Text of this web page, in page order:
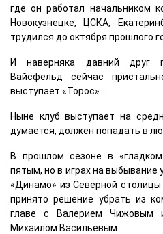
где он работал начальником
Новокузнецке, ЦСКА,
трудился до октября прошлого
И наверняка давний друг
Вайсфельд сейчас
выступает «Торос»…
Ныне клуб выступает на
думается, должен попадать в
В прошлом сезоне в
пятым, но в играх на выбывание
«Динамо» из Северной столицы
принято решение убрать из
главе с Валерием Чижовым
Михаилом Васильевым.